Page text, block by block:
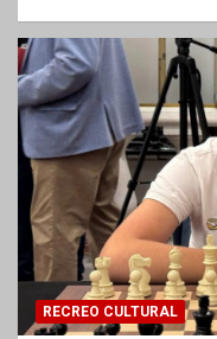
RECREO CULTURAL